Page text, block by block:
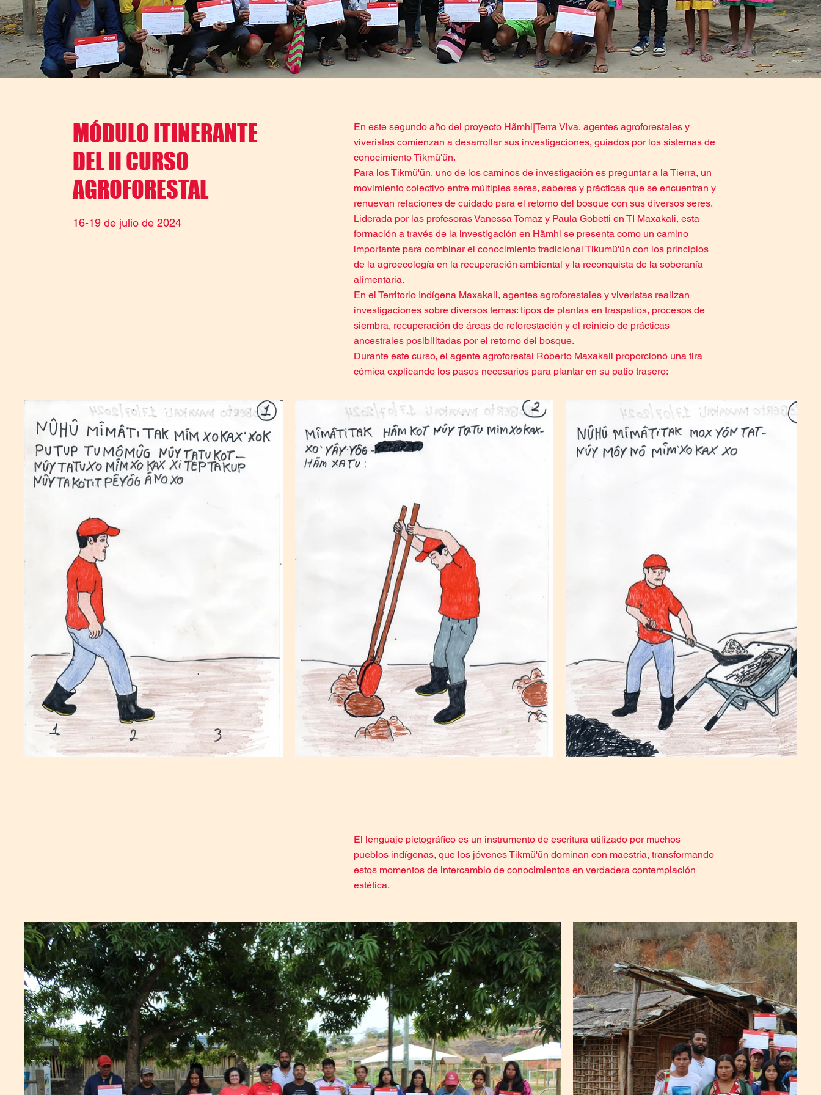
MÓDULO ITINERANTE
DEL II CURSO
AGROFORESTAL
16-19 de julio de 2024
En este segundo año del proyecto Hãmhi|Terra Viva, agentes agroforestales y
viveristas comienzan a desarrollar sus investigaciones, guiados por los sistemas de
conocimiento Tikmũ'ũn.
Para los Tikmũ'ũn, uno de los caminos de investigación es preguntar a la Tierra, un
movimiento colectivo entre múltiples seres, saberes y prácticas que se encuentran y
renuevan relaciones de cuidado para el retorno del bosque con sus diversos seres.
Liderada por las profesoras Vanessa Tomaz y Paula Gobetti en TI Maxakali, esta
formación a través de la investigación en Hãmhi se presenta como un camino
importante para combinar el conocimiento tradicional Tikumũ'ũn con los principios
de la agroecología en la recuperación ambiental y la reconquista de la soberanía
alimentaria.
En el Territorio Indígena Maxakali, agentes agroforestales y viveristas realizan
investigaciones sobre diversos temas: tipos de plantas en traspatios, procesos de
siembra, recuperación de áreas de reforestación y el reinicio de prácticas
ancestrales posibilitadas por el retorno del bosque.
Durante este curso, el agente agroforestal Roberto Maxakali proporcionó una tira
cómica explicando los pasos necesarios para plantar en su patio trasero:
El lenguaje pictográfico es un instrumento de escritura utilizado por muchos
pueblos indígenas, que los jóvenes Tikmũ'ũn dominan con maestría, transformando
estos momentos de intercambio de conocimientos en verdadera contemplación
estética.